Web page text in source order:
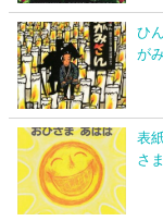
ひ
が
表
さ